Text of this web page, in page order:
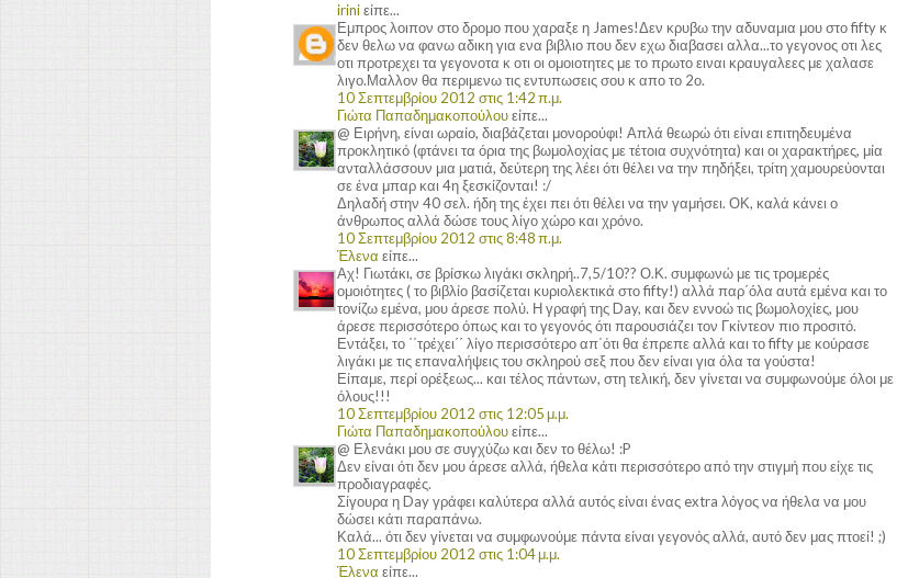
iriniείπε...
Εμπρος λοιπον στο δρομο που χαραξε η James!Δεν κρυβω την αδυναμια μου στο fifty κ
δεν θελω να φανω αδικη για ενα βιβλιο που δεν εχω διαβασει αλλα...το γεγονος οτι λες
οτι προτρεχει τα γεγονοτα κ οτι οι ομοιοτητες με το πρωτο ειναι κραυγαλεες με χαλασε
λιγο.Μαλλον θα περιμενω τις εντυπωσεις σου κ απο το 2ο.
10 Σεπτεμβρίου 2012 στις 1:42 π.μ.
Γιώτα Παπαδημακοπούλουείπε...
@ Ειρήνη, είναι ωραίο, διαβάζεται μονορούφι! Απλά θεωρώ ότι είναι επιτηδευμένα
προκλητικό (φτάνει τα όρια της βωμολοχίας με τέτοια συχνότητα) και οι χαρακτήρες, μία
ανταλλάσσουν μια ματιά, δεύτερη της λέει ότι θέλει να την πηδήξει, τρίτη χαμουρεύονται
σε ένα μπαρ και 4η ξεσκίζονται! :/
Δηλαδή στην 40 σελ. ήδη της έχει πει ότι θέλει να την γαμήσει. ΟΚ, καλά κάνει ο
άνθρωπος αλλά δώσε τους λίγο χώρο και χρόνο.
10 Σεπτεμβρίου 2012 στις 8:48 π.μ.
Έλενα είπε...
Αχ! Γιωτάκι, σε βρίσκω λιγάκι σκληρή..7,5/10?? Ο.Κ. συμφωνώ με τις τρομερές
ομοιότητες ( το βιβλίο βασίζεται κυριολεκτικά στο fifty!) αλλά παρ΄όλα αυτά εμένα και το
τονίζω εμένα, μου άρεσε πολύ. Η γραφή της Day, και δεν εννοώ τις βωμολοχίες, μου
άρεσε περισσότερο όπως και το γεγονός ότι παρουσιάζει τον Γκίντεον πιο προσιτό.
Εντάξει, το ΄΄τρέχει΄΄ λίγο περισσότερο απ΄ότι θα έπρεπε αλλά και το fifty με κούρασε
λιγάκι με τις επαναλήψεις του σκληρού σεξ που δεν είναι για όλα τα γούστα!
Είπαμε, περί ορέξεως... και τέλος πάντων, στη τελική, δεν γίνεται να συμφωνούμε όλοι με
όλους!!!
10 Σεπτεμβρίου 2012 στις 12:05 μ.μ.
Γιώτα Παπαδημακοπούλουείπε...
@ Ελενάκι μου σε συγχύζω και δεν το θέλω! :P
Δεν είναι ότι δεν μου άρεσε αλλά, ήθελα κάτι περισσότερο από την στιγμή που είχε τις
προδιαγραφές.
Σίγουρα η Day γράφει καλύτερα αλλά αυτός είναι ένας extra λόγος να ήθελα να μου
δώσει κάτι παραπάνω.
Καλά... ότι δεν γίνεται να συμφωνούμε πάντα είναι γεγονός αλλά, αυτό δεν μας πτοεί! ;)
10 Σεπτεμβρίου 2012 στις 1:04 μ.μ.
Έλενα είπε...